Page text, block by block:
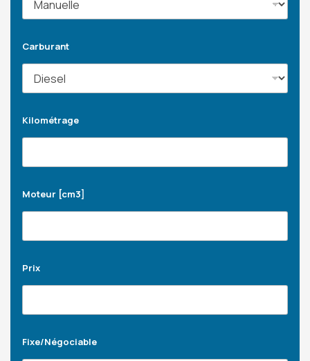
Carburant
Kilométrage
Moteur [cm3]
Prix
Fixe/Négociable